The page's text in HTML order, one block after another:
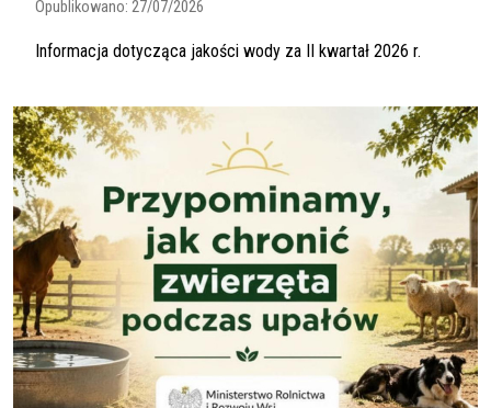
Opublikowano: 27/07/2026
Informacja dotycząca jakości wody za II kwartał 2026 r.